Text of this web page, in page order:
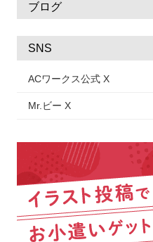
ブログ
SNS
ACワークス公式 X
Mr.ビー X